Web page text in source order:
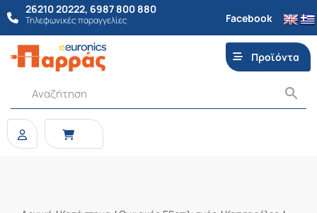
26210 20222, 6987 800 880
Τηλεφωνικές παραγγελίες Facebook
Προϊόντα